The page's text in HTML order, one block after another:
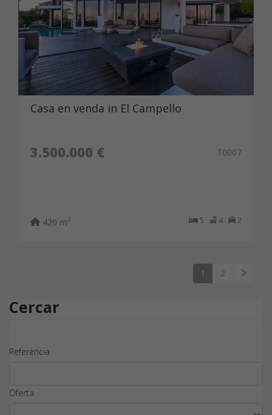
Casa en venda in El Campello
3.500.000 € T0007
5 4 2
420 m2
1 2
Cercar
Referència
Oferta